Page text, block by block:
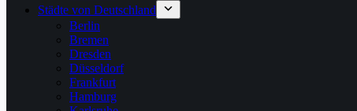
Städte von Deutschland
Berlin
Bremen
Dresden
Düsseldorf
Frankfurt
Hamburg